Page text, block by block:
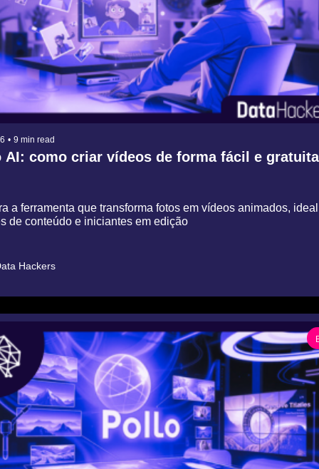
• 9 min read
AI: como criar vídeos de forma fácil e gratuita
a ferramenta que transforma fotos em vídeos animados,
de conteúdo e iniciantes em edição
Hackers